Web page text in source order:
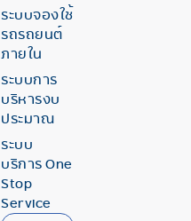
ระบบจองใช้
รถรถยนต์
ภายใน
ระบบการ
บริหารงบ
ประมาณ
ระบบ
บริการ One
Stop
Service